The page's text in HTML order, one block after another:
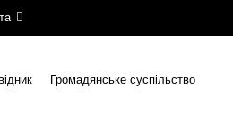
Громадянське суспільство